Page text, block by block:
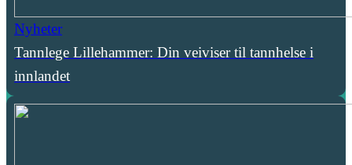
Nyheter
Tannlege Lillehammer: Din veiviser til tannhelse i
innlandet